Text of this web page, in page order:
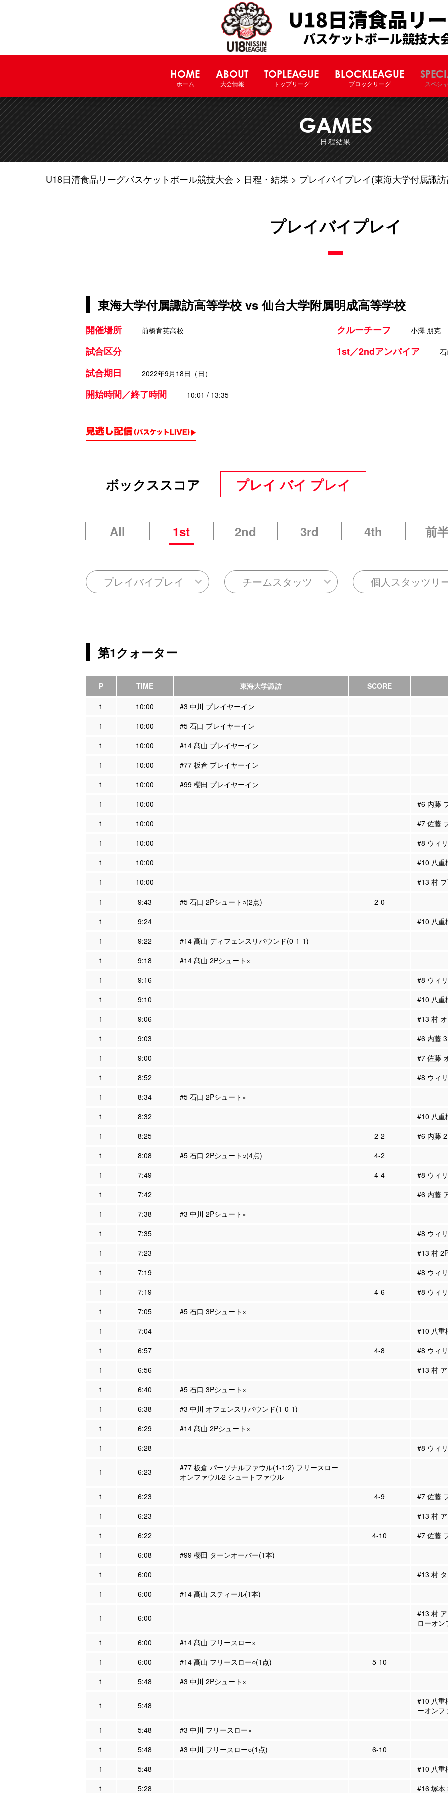
HOME
ホーム
ABOUT
大会情報
TOPLEAGUE
トップリーグ
BLOCKLEAGUE
ブロックリーグ スペシ
GAMES
日程結果
U18日清食品リーグバスケットボール競技大会 日程・結果 プレイバイプレイ(東海大学付属諏
プレイバイプレイ
東海大学付属諏訪高等学校 vs 仙台大学附属明成高等学校
開催場所 前橋育英高校
試合区分
試合期日
2022年9月18日（日）
開始時間／終了時間 10:01 / 13:35
クルーチーフ 小澤 朋克
1st／2ndアンパイア
ボックススコア プレイ バイ プレイ
All 1st 2nd 3rd 4th 前
プレイバイプレイ チームスタッツ 個人スタッツリ
第1クォーター
P TIME 東海大学諏訪 SCORE
1 10:00
#3 中川 プレイヤーイン
1
10:00
#5 石口 プレイヤーイン
1
10:00
#14 髙山 プレイヤーイン
1
10:00
#77 板倉 プレイヤーイン
1
10:00
#99 櫻田 プレイヤーイン
1
10:00
#6 内藤
1
10:00
#7 佐藤
1
10:00
#8 ウィ
1
10:00
#10 八重
1
10:00
#13 村
1
9:43 #5 石口 2Pシュート○(2点)
2-0
1
9:24
#10 八重
1
9:22
#14 髙山 ディフェンスリバウンド(0-1-1)
1
9:18
#14 髙山 2Pシュート×
1
9:16
#8 ウィ
1
9:10
#10 八重
1
9:06
#13 村
1
9:03
#6 内藤
1
9:00
#7 佐藤
1
8:52
#8 ウィ
1
8:34
#5 石口 2Pシュート×
1
8:32
#10 八重
1
8:25 2-2
#6 内藤
1
8:08 #5 石口 2Pシュート○(4点)
4-2
1
7:49 4-4
#8 ウィ
1
7:42
#6 内藤
1
7:38
#3 中川 2Pシュート×
1
7:35
#8 ウィ
1
7:23
#13 村
1
7:19
#8 ウィ
1
7:19 4-6
#8 ウィ
1
7:05
#5 石口 3Pシュート×
1
7:04
#10 八重
1
6:57 4-8
#8 ウィ
1
6:56
#13 村
1
6:40
#5 石口 3Pシュート×
1
6:38
#3 中川 オフェンスリバウンド(1-0-1)
1
6:29
#14 髙山 2Pシュート×
1
6:28 #8 ウィ
1 6:23
#77 板倉 パーソナルファウル(1-1:2) フリースロー
オンファウル2 シュートファウル
1
6:23 4-9
#7 佐藤
1
6:23
#13 村
1
6:22 4-10
#7 佐藤
1
6:08
#99 櫻田 ターンオーバー(1本)
1
6:00
#13 村
1
6:00 #14 髙山 スティール(1本)
1 6:00
#13 村
ローオ
1
6:00
#14 髙山 フリースロー×
1
6:00 #14 髙山 フリースロー○(1点)
5-10
1
5:48 #3 中川 2Pシュート×
1 5:48
#10 八重
ーオン
1
5:48
#3 中川 フリースロー×
1
5:48 #3 中川 フリースロー○(1点)
6-10
1
5:48
#10 八
1
5:28 #16 塚本